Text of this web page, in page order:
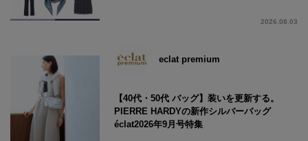
2026.08.03
eclat premium
【40代・50代 バッグ】装いを更新する。
PIERRE HARDYの新作シルバーバッグ
éclat2026年9月号特集